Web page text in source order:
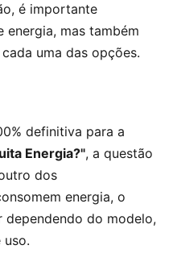
é importante
mas também
uma das opções.
definitiva para a
Energia?", a questão
dos
energia, o
do modelo,
uso.